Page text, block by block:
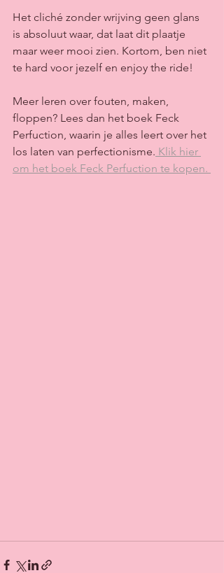
Het cliché zonder wrijving geen glans
is absoluut waar, dat laat dit plaatje
maar weer mooi zien. Kortom, ben niet
te hard voor jezelf en enjoy the ride!
Meer leren over fouten, maken,
floppen? Lees dan het boek Feck
Perfuction, waarin je alles leert over het
los laten van perfectionisme. Klik hier
om het boek Feck Perfuction te kopen.